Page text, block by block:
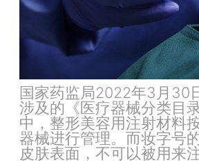
国家药监局2022年3月30
涉及的《医疗器械分类目
中，整形美容用注射材料
器械进行管理。而妆字号
皮肤表面，不可以被用来